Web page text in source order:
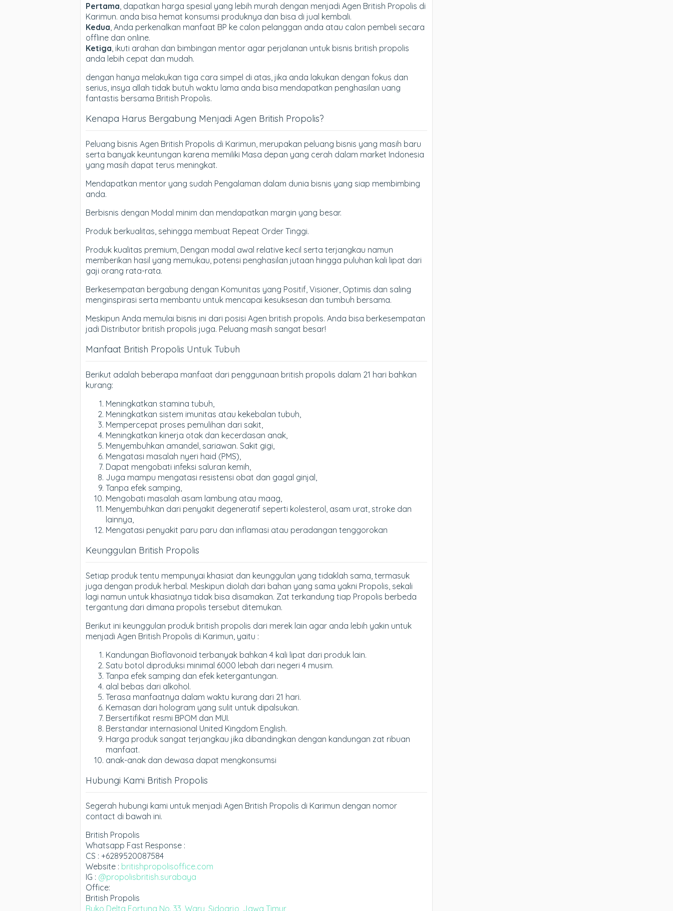
Pertama , dapatkan harga spesial yang lebih murah dengan menjadi Agen British Propolis di
Karimun. anda bisa hemat konsumsi produknya dan bisa di jual kembali.
Kedua , Anda perkenalkan manfaat BP ke calon pelanggan anda atau calon pembeli secara
offline dan online.
Ketiga , ikuti arahan dan bimbingan mentor agar perjalanan untuk bisnis british propolis
anda lebih cepat dan mudah.
dengan hanya melakukan tiga cara simpel di atas, jika anda lakukan dengan fokus dan
serius, insya allah tidak butuh waktu lama anda bisa mendapatkan penghasilan uang
fantastis bersama British Propolis.
Kenapa Harus Bergabung Menjadi Agen British Propolis?
Peluang bisnis Agen British Propolis di Karimun, merupakan peluang bisnis yang masih baru
serta banyak keuntungan karena memiliki Masa depan yang cerah dalam market Indonesia
yang masih dapat terus meningkat.
Mendapatkan mentor yang sudah Pengalaman dalam dunia bisnis yang siap membimbing
anda.
Berbisnis dengan Modal minim dan mendapatkan margin yang besar.
Produk berkualitas, sehingga membuat Repeat Order Tinggi.
Produk kualitas premium, Dengan modal awal relative kecil serta terjangkau namun
memberikan hasil yang memukau, potensi penghasilan jutaan hingga puluhan kali lipat dari
gaji orang rata-rata.
Berkesempatan bergabung dengan Komunitas yang Positif, Visioner, Optimis dan saling
menginspirasi serta membantu untuk mencapai kesuksesan dan tumbuh bersama.
Meskipun Anda memulai bisnis ini dari posisi Agen british propolis. Anda bisa berkesempatan
jadi Distributor british propolis juga. Peluang masih sangat besar!
Manfaat British Propolis Untuk Tubuh
Berikut adalah beberapa manfaat dari penggunaan british propolis dalam 21 hari bahkan
kurang:
Meningkatkan stamina tubuh,
Meningkatkan sistem imunitas atau kekebalan tubuh,
Mempercepat proses pemulihan dari sakit,
Meningkatkan kinerja otak dan kecerdasan anak,
Menyembuhkan amandel, sariawan. Sakit gigi,
Mengatasi masalah nyeri haid (PMS),
Dapat mengobati infeksi saluran kemih,
Juga mampu mengatasi resistensi obat dan gagal ginjal,
Tanpa efek samping,
Mengobati masalah asam lambung atau maag,
Menyembuhkan dari penyakit degeneratif seperti kolesterol, asam urat, stroke dan
lainnya,
Mengatasi penyakit paru paru dan inflamasi atau peradangan tenggorokan
Keunggulan British Propolis
Setiap produk tentu mempunyai khasiat dan keunggulan yang tidaklah sama, termasuk
juga dengan produk herbal. Meskipun diolah dari bahan yang sama yakni Propolis, sekali
lagi namun untuk khasiatnya tidak bisa disamakan. Zat terkandung tiap Propolis berbeda
tergantung dari dimana propolis tersebut ditemukan.
Berikut ini keunggulan produk british propolis dari merek lain agar anda lebih yakin untuk
menjadi Agen British Propolis di Karimun, yaitu :
Kandungan Bioflavonoid terbanyak bahkan 4 kali lipat dari produk lain.
Satu botol diproduksi minimal 6000 lebah dari negeri 4 musim.
Tanpa efek samping dan efek ketergantungan.
alal bebas dari alkohol.
Terasa manfaatnya dalam waktu kurang dari 21 hari.
Kemasan dari hologram yang sulit untuk dipalsukan.
Bersertifikat resmi BPOM dan MUI.
Berstandar internasional United Kingdom English.
Harga produk sangat terjangkau jika dibandingkan dengan kandungan zat ribuan
manfaat.
anak-anak dan dewasa dapat mengkonsumsi
Hubungi Kami British Propolis
Segerah hubungi kami untuk menjadi Agen British Propolis di Karimun dengan nomor
contact di bawah ini.
British Propolis
Whatsapp Fast Response :
CS : +6289520087584
Website : britishpropolisoffice.com
IG : @propolisbritish.surabaya
Office:
British Propolis
Ruko Delta Fortuna No. 33, Waru, Sidoarjo, Jawa Timur